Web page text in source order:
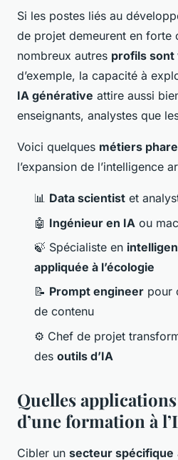
Si les postes liés au
de projet demeurent en forte
nombreux autres profils sont
d’exemple, la capacité à
IA générative attire aussi
enseignants, analystes que
Voici quelques métiers
l’expansion de l’intelligence
📊 Data scientist et
🤖 Ingénieur en IA ou
🍃 Spécialiste en
appliquée à l’écologie
📝 Prompt engineer pour
de contenu
⚙️ Chef de projet
des outils d’IA
Quelles
d’une formation à
Cibler un secteur spécifique